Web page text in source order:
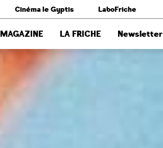
Cinéma le Gyptis LaboFriche
MAGAZINE LA FRICHE Newsletter